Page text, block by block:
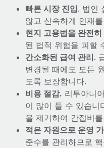
빠른 시장 진입. 법인
않고 신속하게 인재
현지 고용법을 완전히
된 법적 위험을 피할
간소화된 급여 관리.
변경될 때에도 모든
도록 보장합니다.
비용 절감. 리투아니
이 많이 들 수 있습니
을 제거하여 간접비
적은 자원으로 운영
준수를 관리하므로